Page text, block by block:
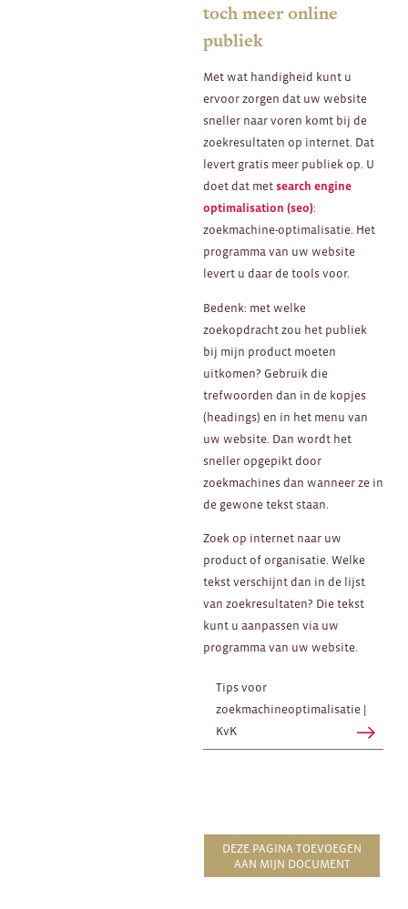
toch meer online
publiek
Met wat handigheid kunt u
ervoor zorgen dat uw website
sneller naar voren komt bij de
zoekresultaten op internet. Dat
levert gratis meer publiek op. U
doet dat metsearch engine
optimalisation (seo):
zoekmachine-optimalisatie. Het
programma van uw website
levert u daar de tools voor.
Bedenk: met welke
zoekopdracht zou het publiek
bij mijn product moeten
uitkomen? Gebruik die
trefwoorden dan in de kopjes
(headings) en in het menu van
uw website. Dan wordt het
sneller opgepikt door
zoekmachines dan wanneer ze in
de gewone tekst staan.
Zoek op internet naar uw
product of organisatie. Welke
tekst verschijnt dan in de lijst
van zoekresultaten? Die tekst
kunt u aanpassen via uw
programma van uw website.
Tips voor
zoekmachineoptimalisatie |
KvK
DEZE PAGINA TOEVOEGEN
AAN MIJN DOCUMENT